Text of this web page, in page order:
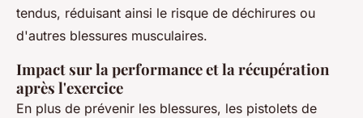
tendus, réduisant ainsi le risque de déchirures ou
d'autres blessures musculaires.
Impact sur la performance et la récupération
après l'exercice
En plus de prévenir les blessures, les pistolets de